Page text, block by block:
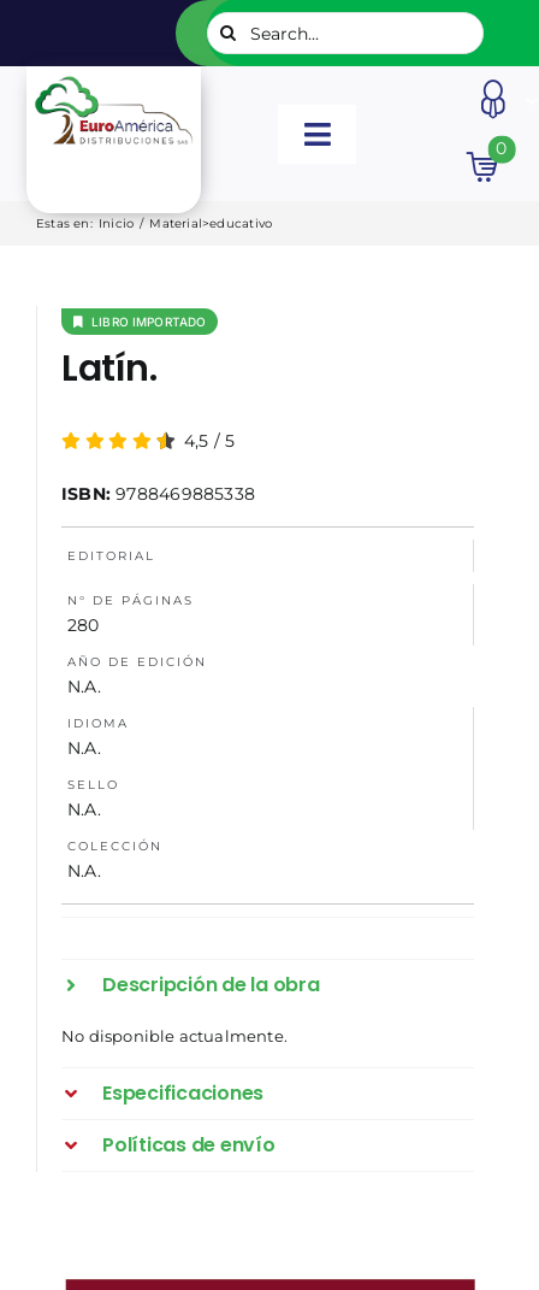
contenido
Buscar:
Toggle
INICIO
EDITORIALES
CATÁLOGOS
NOSOTROS
0
Estas en: Inicio / Material>educativo
LIBRO IMPORTADO
Latín.
4,5 /5
ISBN:9788469885338
EDITORIAL
N° DE PÁGINAS
280
AÑO DE EDICIÓN
N.A.
IDIOMA
N.A.
SELLO
N.A.
COLECCIÓN
N.A.
Descripción de la obra
No disponible actualmente.
Especificaciones
Políticas de envío